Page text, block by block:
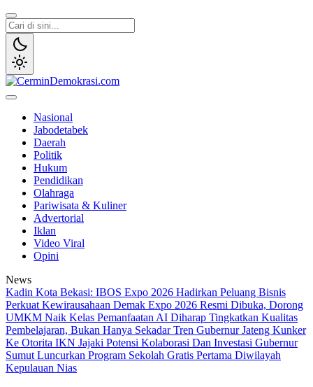
Lewati
ke
konten
Nasional
Jabodetabek
Daerah
Politik
Hukum
Pendidikan
Olahraga
Pariwisata & Kuliner
Advertorial
Iklan
Video Viral
Opini
News
Kadin Kota Bekasi: IBOS Expo 2026 Hadirkan Peluang Bisnis
Perkuat Kewirausahaan Demak Expo 2026 Resmi Dibuka, Dorong
UMKM Naik Kelas Pemanfaatan AI Diharap Tingkatkan Kualitas
Pembelajaran, Bukan Hanya Sekadar Tren Gubernur Jateng Kunker
Ke Otorita IKN Jajaki Potensi Kolaborasi Dan Investasi Gubernur
Sumut Luncurkan Program Sekolah Gratis Pertama Diwilayah
Kepulauan Nias